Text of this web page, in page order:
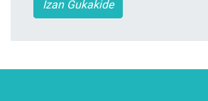
Izan Gukakide